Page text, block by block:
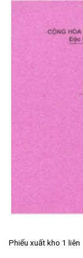
Phiếu xuất kho 1 liên